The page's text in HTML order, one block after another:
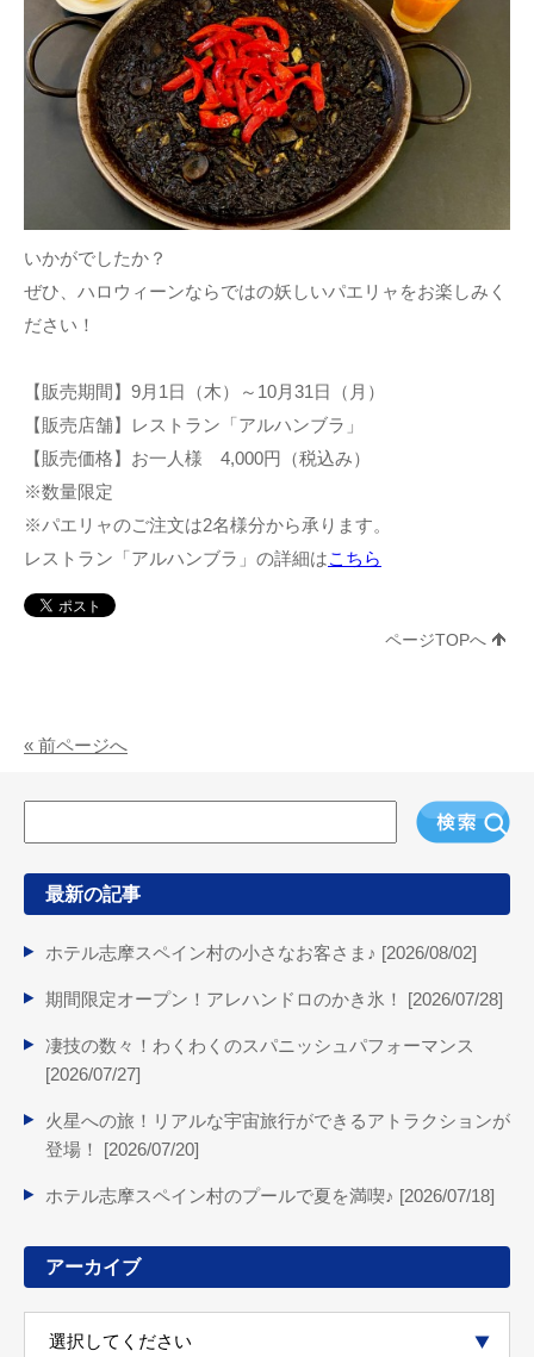
いかがでしたか？
ぜひ、ハロウィーンならではの妖しいパエリャをお楽しみく
ださい！
【販売期間】9月1日（木）～10月31日（月）
【販売店舗】レストラン「アルハンブラ」
【販売価格】お一人様 4,000円（税込み）
※数量限定
※パエリャのご注文は2名様分から承ります。
レストラン「アルハンブラ」の詳細はこちら
ページTOPへ
« 前ページへ
最新の記事
ホテル志摩スペイン村の小さなお客さま♪ [2026/08/02]
期間限定オープン！アレハンドロのかき氷！ [2026/07/28]
凄技の数々！わくわくのスパニッシュパフォーマンス
[2026/07/27]
火星への旅！リアルな宇宙旅行ができるアトラクションが
登場！ [2026/07/20]
ホテル志摩スペイン村のプールで夏を満喫♪ [2026/07/18]
アーカイブ